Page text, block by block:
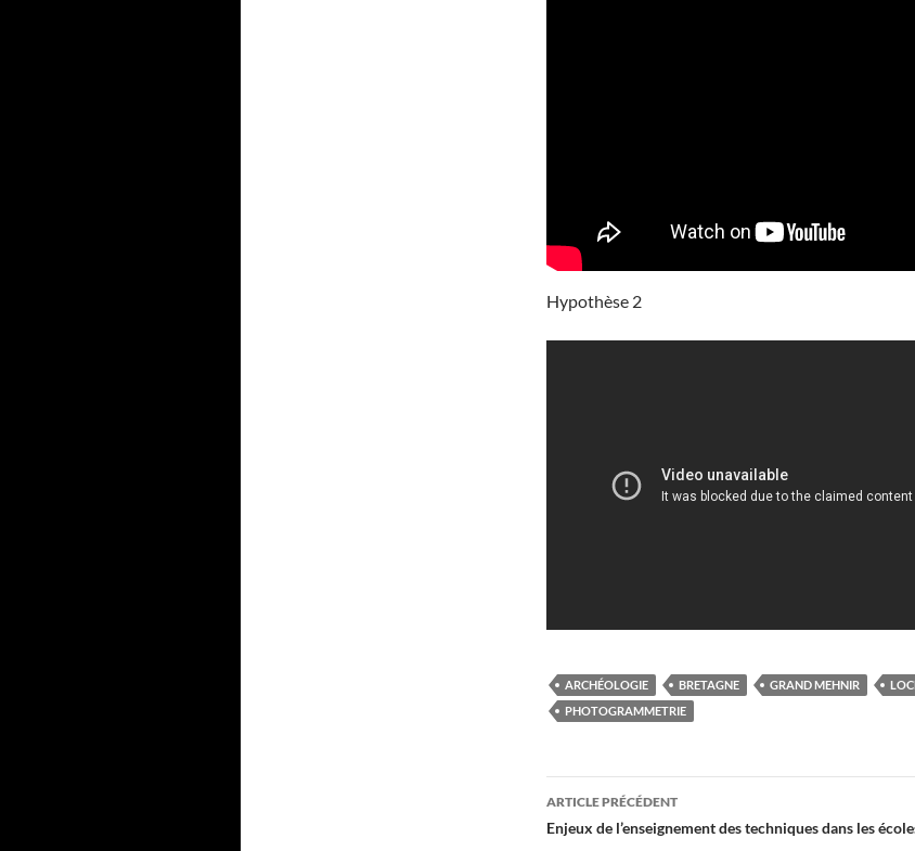
Hypothèse 2
ARCHÉOLOGIE BRETAGNE GRAND MEHNIR
PHOTOGRAMMETRIE
Navigation
des
ARTICLE PRÉCÉDENT
Enjeux de l’enseignement des techniques dans les